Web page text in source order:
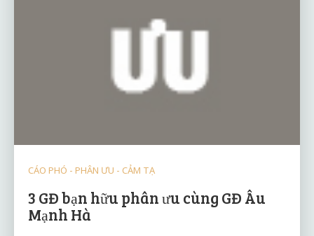
CÁO PHÓ - PHÂN ƯU - CẢM TẠ
3 GĐ bạn hữu phân ưu cùng GĐ Âu
Mạnh Hà